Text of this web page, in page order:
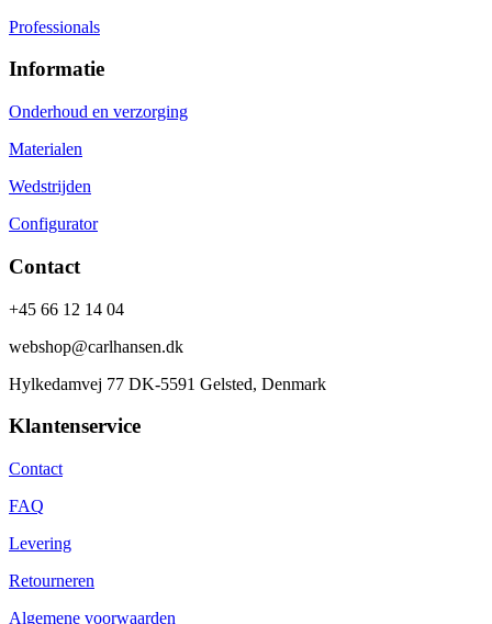
Professionals
Informatie
Onderhoud en verzorging
Materialen
Wedstrijden
Configurator
Contact
+45 66 12 14 04
webshop@carlhansen.dk
Hylkedamvej 77 DK-5591 Gelsted, Denmark
Klantenservice
Contact
FAQ
Levering
Retourneren
Algemene voorwaarden